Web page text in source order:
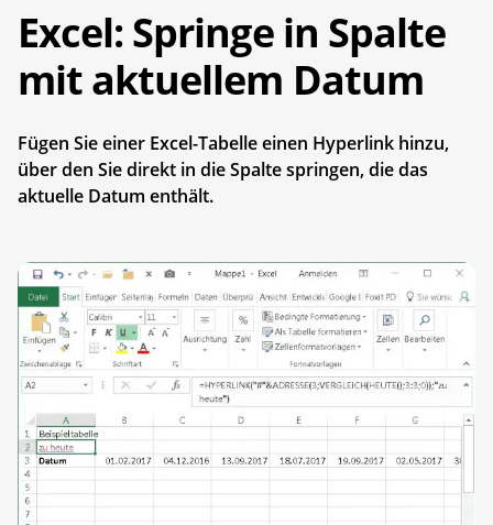
Excel: Springe in Spalte
mit aktuellem Datum
Fügen Sie einer Excel-Tabelle einen Hyperlink hinzu,
über den Sie direkt in die Spalte springen, die das
aktuelle Datum enthält.